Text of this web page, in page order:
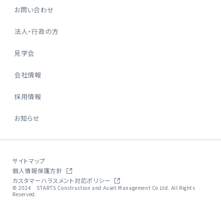
お問い合わせ
法人・行政の方
見学会
会社情報
採用情報
お知らせ
サイトマップ
個人情報保護方針
カスタマーハラスメント対応ポリシー
© 2024 STARTS Construction and Asset Management Co Ltd. All Rights
Reserved.